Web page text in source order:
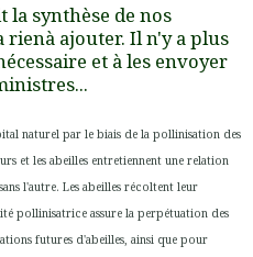
la synthèse de nos
rienà ajouter. Il n'y a plus
et à les envoyer
naturel par le biais de la pollinisation des
et les abeilles entretiennent une relation
l'autre. Les abeilles récoltent leur
pollinisatrice assure la perpétuation des
futures d'abeilles, ainsi que pour